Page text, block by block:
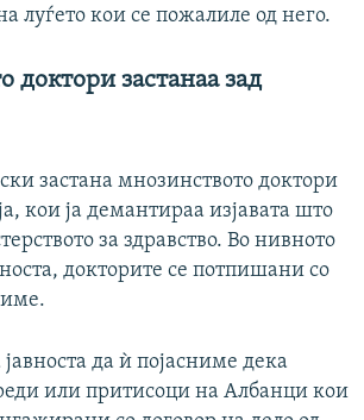
луѓето кои се пожалиле од него.
доктори застанаа зад
застана мнозинството доктори
кои ја демантираа изјавата што
за здравство. Во нивното
докторите се потпишани со
да ѝ појасниме дека
или притисоци на Албанци кои